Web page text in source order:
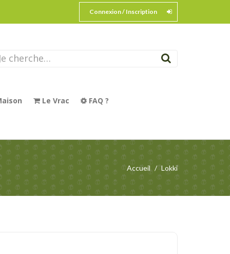
Connexion / Inscription
Le Vrac FAQ ?
Accueil Lokki